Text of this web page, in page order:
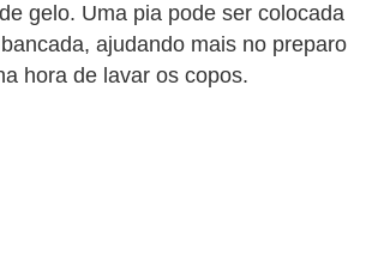
gelo. Uma pia pode ser colocada
ajudando mais no preparo
hora de lavar os copos.